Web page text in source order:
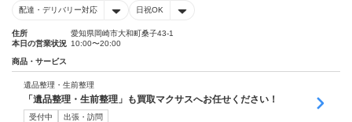
配達・デリバリー対応 日祝OK
住所
愛知県岡崎市大和町桑子43-1
本日の営業状況 10:00〜20:00
商品・サービス
遺品整理・生前整理
「遺品整理・生前整理」も買取マクサスへお任せください！
受付中 出張・訪問